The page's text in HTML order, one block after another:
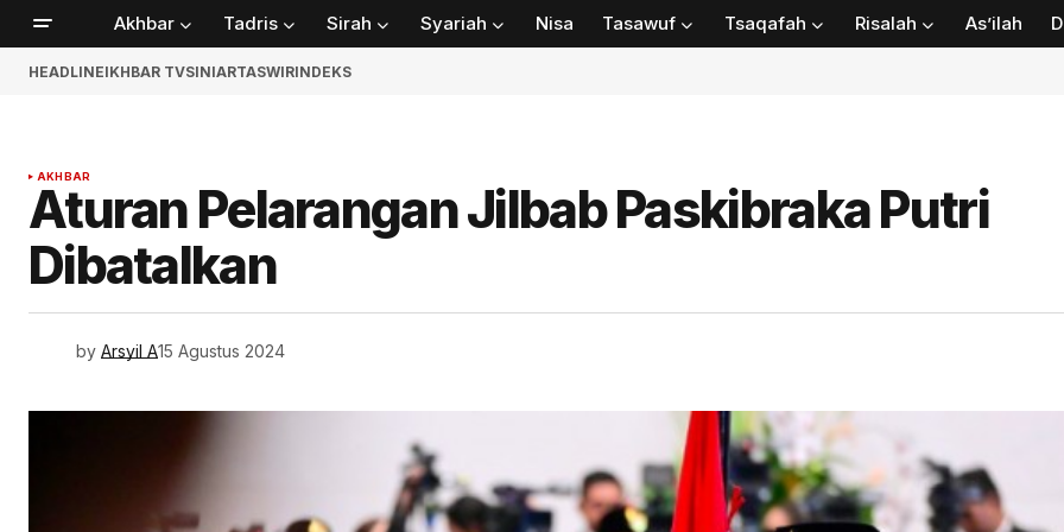
Akhbar Tadris Sirah Syariah Nisa Tasawuf Tsaqafah Risalah As’ilah
HEADLINEIKHBAR TVSINIARTASWIRINDEKS
AKHBAR
Aturan Pelarangan Jilbab Paskibraka Putri
Dibatalkan
by Arsyil A15 Agustus 2024